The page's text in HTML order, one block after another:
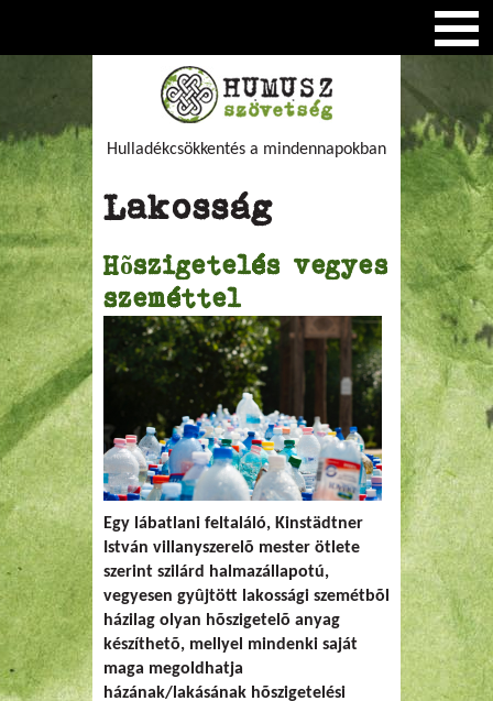
Hulladékcsökkentés a mindennapokban
Lakosság
Hõszigetelés vegyes
szeméttel
Egy lábatlani feltaláló, Kinstädtner
István villanyszerelõ mester ötlete
szerint szilárd halmazállapotú,
vegyesen gyûjtött lakossági szemétbõl
házilag olyan hõszigetelõ anyag
készíthetõ, mellyel mindenki saját
maga megoldhatja
házának/lakásának hõszigetelési